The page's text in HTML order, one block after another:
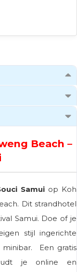
Beach –
Samui op Koh
Dit strandhotel
Samui. Doe of je
stijl ingerichte
Een gratis
je online en